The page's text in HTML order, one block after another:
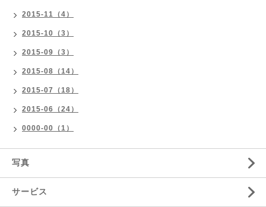
2015-11（4）
2015-10（3）
2015-09（3）
2015-08（14）
2015-07（18）
2015-06（24）
0000-00（1）
写真
サービス